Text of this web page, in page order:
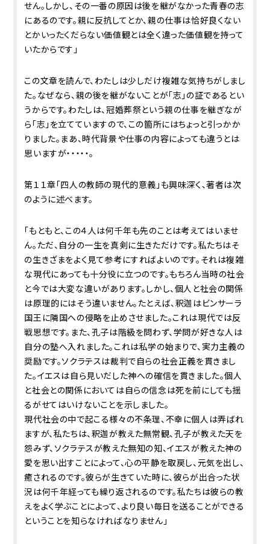
せん。しかし、その一番の原因は後を継がなかった青春の志
にあるのです。親に反抗してとか、親の仕事は恰好良くない
とかいったくだらない価値観とは全く違った価値観を持って
いたからです」
この文章を読んで、わたしは少しだけ複雑な気持ちがしまし
た。なぜなら、親の後を継がないことが「志」の証であるとい
うからです。わたしは、冠婚葬祭という親の仕事を継ぎなが
ら「志」を立てていますので、この箇所にはちょっと引っかか
りました。まあ、時代背景や仕事の内容によっても違うとは
思いますが・・・・・。
第１１章「四人の教師の現代的意義」も興味深く、著者は次
のように述べます。
「もともと、この４人は何千年も先のことは考えてはいませ
ん。ただ、自分の一生を真剣に生きただけです。私たちはそ
の生きざまをよく見て参考にすればよいのです。それは複雑
な現代にあっても十分役に立つのです。もちろん当時の社会
と今では大変な違いがあります。しかし、個人と社会の関係
は原理的にはそう違いません。たとえば、釈迦はビンサーラ
国王に隣国への侵略を止めさせました。これは現代では反
戦思想です。また、孔子は階級を問わず、学問が好きな人は
自分の塾へ入れました。これは私学の始まりで、実力主義の
奨励です。ソクラテスは裁判で自らの社会正義を貫きまし
た。イエスは自ら見いだした神への確信を貫きました。個人
と社会との関係においては自らの信念は死を前にしても揺
るがせてはいけないことを示しました。
現代社会の中で起こる様々の不条理、不幸に個人は弄ばれ
ますが、私たちは、釈迦が教えた無常観、孔子が教えた天を
怨みず、ソクラテスが教えた無知の知、イエスが教えた神の
愛を思い出すことによって、心の平静を取戻し、元気を出し、
癒されるのです。彼らが生きていた時に、彼らが出合った状
況は何千年経っても繰り返されるのです。私たちは彼らの教
えをよく学ぶことによって、より良い毎日を送ることができる
ということを知らなければなりません」